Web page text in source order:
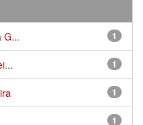
1
G...
1
1
1